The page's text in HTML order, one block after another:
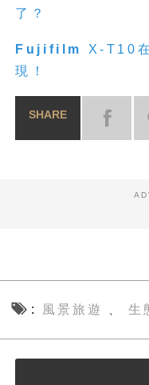
了？
Fujifilm
X-T10
現！
SHARE
風景旅遊 生